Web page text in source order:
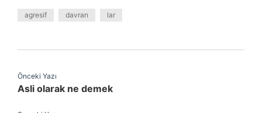
agresif davran lar
Önceki Yazı
Asli olarak ne demek